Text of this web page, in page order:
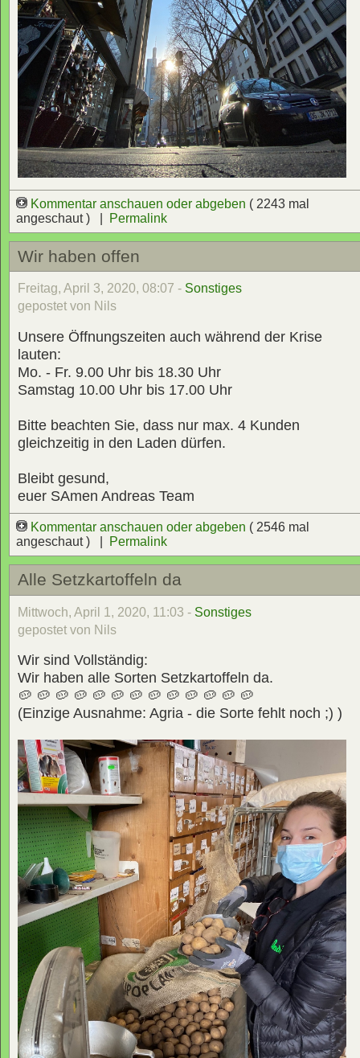
Kommentar anschauen oder abgeben ( 2243 mal
angeschaut ) |
Permalink
Wir haben offen
Freitag, April 3, 2020, 08:07 - Sonstiges
gepostet von Nils
Unsere Öffnungszeiten auch während der Krise
lauten:
Mo. - Fr. 9.00 Uhr bis 18.30 Uhr
Samstag 10.00 Uhr bis 17.00 Uhr
Bitte beachten Sie, dass nur max. 4 Kunden
gleichzeitig in den Laden dürfen.
Bleibt gesund,
euer SAmen Andreas Team
Kommentar anschauen oder abgeben ( 2546 mal
angeschaut ) |
Permalink
Alle Setzkartoffeln da
Mittwoch, April 1, 2020, 11:03 - Sonstiges
gepostet von Nils
Wir sind Vollständig:
Wir haben alle Sorten Setzkartoffeln da.
🥔 🥔 🥔 🥔 🥔 🥔 🥔 🥔 🥔 🥔 🥔 🥔 🥔
(Einzige Ausnahme: Agria - die Sorte fehlt noch ;) )